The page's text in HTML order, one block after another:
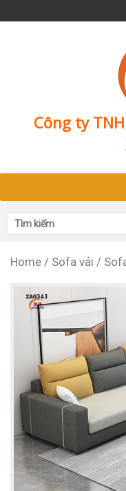
Công ty
Home / Sofa vải /